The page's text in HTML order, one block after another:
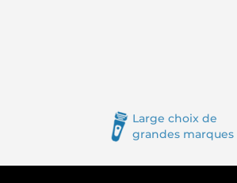
Large choix de
grandes marques